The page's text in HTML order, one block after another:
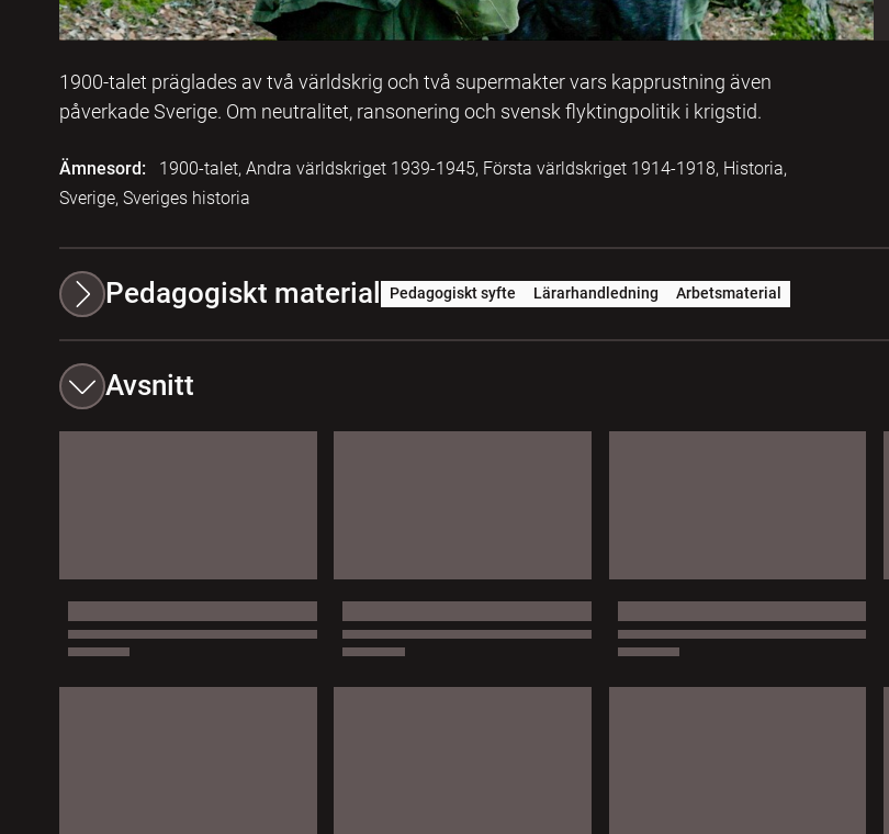
1900-talet präglades av två världskrig och två supermakter vars kapprustning även
påverkade Sverige. Om neutralitet, ransonering och svensk flyktingpolitik i krigstid.
Ämnesord:
1900-talet, Andra världskriget 1939-1945, Första världskriget 1914-1918, Historia,
Sverige, Sveriges historia
Pedagogiskt material Pedagogiskt syfte Lärarhandledning Arbetsmaterial
Avsnitt